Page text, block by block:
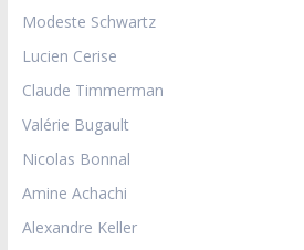
Modeste Schwartz
Lucien Cerise
Claude Timmerman
Valérie Bugault
Nicolas Bonnal
Amine Achachi
Alexandre Keller